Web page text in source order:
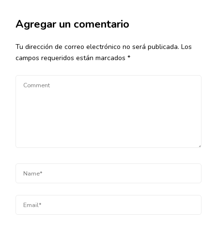
Agregar un comentario
Tu dirección de correo electrónico no será publicada. Los
campos requeridos están marcados *